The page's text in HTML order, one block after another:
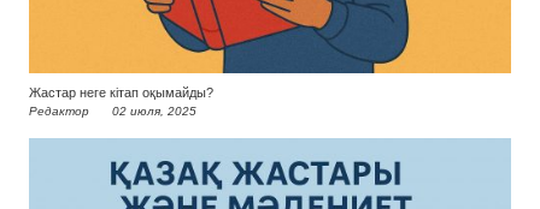
Жастар неге кітап оқымайды?
Редактор 02 июля, 2025